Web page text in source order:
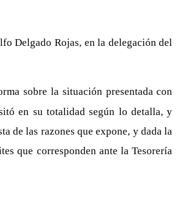
Delgado Rojas, en la delegación del
sobre la situación presentada con
en su totalidad según lo detalla, y
de las razones que expone, y dada la
que corresponden ante la Tesorería